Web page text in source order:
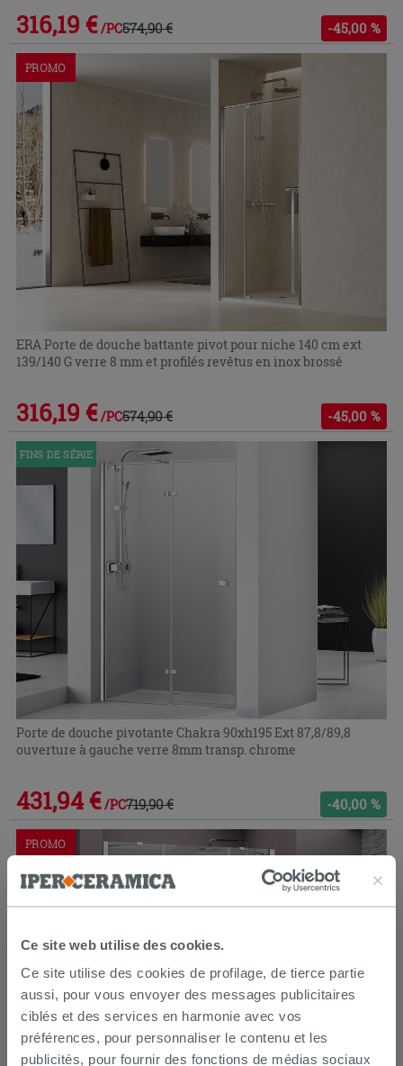
Ce site web utilise des cookies.
Ce site utilise des cookies de profilage, de tierce partie
aussi, pour vous envoyer des messages publicitaires
ciblés et des services en harmonie avec vos
préférences, pour personnaliser le contenu et les
publicités, pour fournir des fonctions de médias sociaux
316,19 € /PC574,90 € -45,00 %
PROMO
ERA Porte de douche battante pivot pour niche 140 cm ext
139/140 G verre 8 mm et profilés revêtus en inox brossé
316,19 € /PC574,90 € -45,00 %
FINS DE SÉRIE
Porte de douche pivotante Chakra 90xh195 Ext 87,8/89,8
ouverture à gauche verre 8mm transp. chrome
431,94 € /PC719,90 € -40,00 %
PROMO